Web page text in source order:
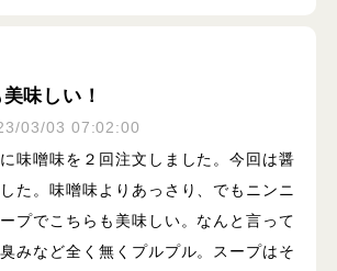
味しい！
03/03 07:02:00
味噌味を２回注文しました。今回は醤
た。味噌味よりあっさり、でもニンニ
プでこちらも美味しい。なんと言って
みなど全く無くプルプル。スープはそ